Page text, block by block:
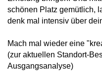
schönen Platz gemütlich,
denk mal intensiv über
Mach mal wieder eine
(zur aktuellen Standort-
Ausgangsanalyse)